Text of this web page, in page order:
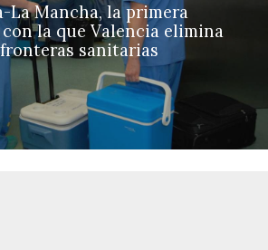
La Mancha, la primera
la que Valencia elimina
sanitarias